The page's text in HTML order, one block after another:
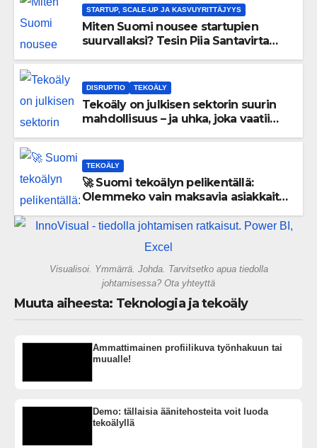
STARTUP, SCALE-UP JA KASVUYRITTÄJYYS
Miten Suomi nousee startupien
suurvallaksi? Tesin Piia Santavirta
DISRUPTIO TEKOÄLY
Tekoäly on julkisen sektorin suurin
mahdollisuus – ja uhka, joka vaatii
TEKOÄLY
🚀 Suomi tekoälyn pelikentällä:
Olemmeko vain maksavia asiakkaita
gigatehtaan?
Visualisoi. Ymmärrä. Johda. Tarvitsetko apua tiedolla
johtamisessa? Ota yhteyttä
Muuta aiheesta: Teknologia ja tekoäly
Ammattimainen profiilikuva työnhakuun tai
muualle!
Demo: tällaisia äänitehosteita voit luoda
tekoälyllä